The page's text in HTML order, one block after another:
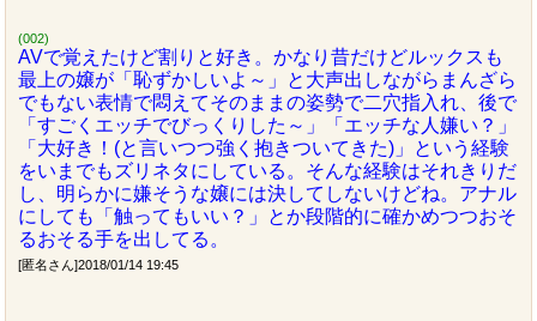
(002)
AVで覚えたけど割りと好き。かなり昔だけどルックスも
最上の嬢が「恥ずかしいよ～」と大声出しながらまんざら
でもない表情で悶えてそのままの姿勢で二穴指入れ、後で
「すごくエッチでびっくりした～」「エッチな人嫌い？」
「大好き！(と言いつつ強く抱きついてきた)」という経験
をいまでもズリネタにしている。そんな経験はそれきりだ
し、明らかに嫌そうな嬢には決してしないけどね。アナル
にしても「触ってもいい？」とか段階的に確かめつつおそ
るおそる手を出してる。
[匿名さん]2018/01/14 19:45